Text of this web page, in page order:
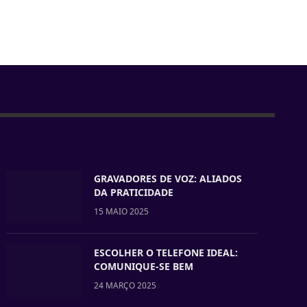
GRAVADORES DE VOZ: ALIADOS
DA PRATICIDADE
15 MAIO 2025
ESCOLHER O TELEFONE IDEAL:
COMUNIQUE-SE BEM
24 MARÇO 2025